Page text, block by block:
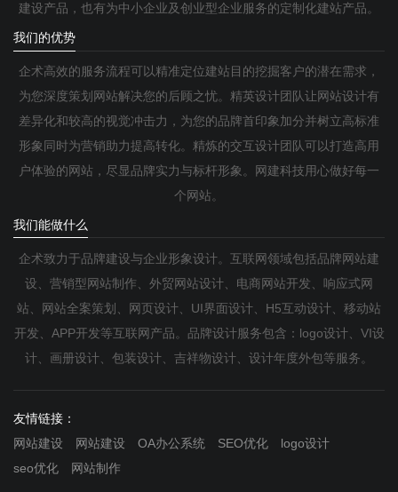
建设产品，也有为中小企业及创业型企业服务的定制化建站产品。
我们的优势
企术高效的服务流程可以精准定位建站目的挖掘客户的潜在需求，
为您深度策划网站解决您的后顾之忧。精英设计团队让网站设计有
差异化和较高的视觉冲击力，为您的品牌首印象加分并树立高标准
形象同时为营销助力提高转化。精炼的交互设计团队可以打造高用
户体验的网站，尽显品牌实力与标杆形象。网建科技用心做好每一
个网站。
我们能做什么
企术致力于品牌建设与企业形象设计。互联网领域包括品牌网站建
设、营销型网站制作、外贸网站设计、电商网站开发、响应式网
站、网站全案策划、网页设计、UI界面设计、H5互动设计、移动站
开发、APP开发等互联网产品。品牌设计服务包含：logo设计、VI设
计、画册设计、包装设计、吉祥物设计、设计年度外包等服务。
友情链接：
网站建设
网站建设 OA办公系统 SEO优化
logo设计
seo优化
网站制作